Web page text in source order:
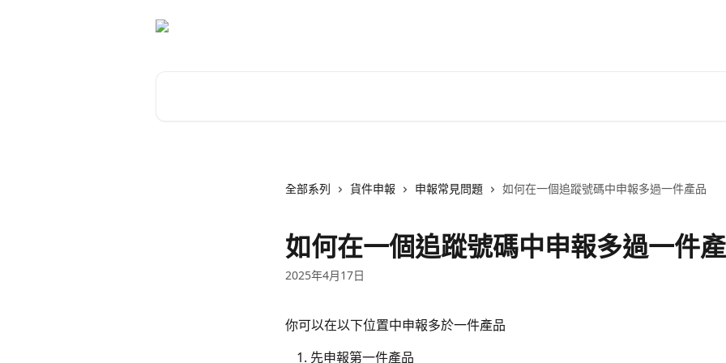
全部系列 貨件申報 申報常見問題 如何在一個追蹤號碼中申報多過一件產品
如何在一個追蹤號碼中申報多過一件
2025年4月17日
你可以在以下位置中申報多於一件產品
先申報第一件產品